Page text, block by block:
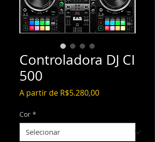
Controladora DJ CI
500
A partir de R$5.280,00Preço
Cor *